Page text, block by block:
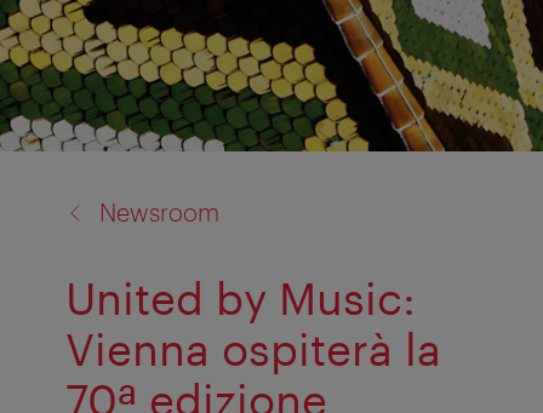
Newsroom
United by Music:
Vienna ospiterà la
70ª edizione